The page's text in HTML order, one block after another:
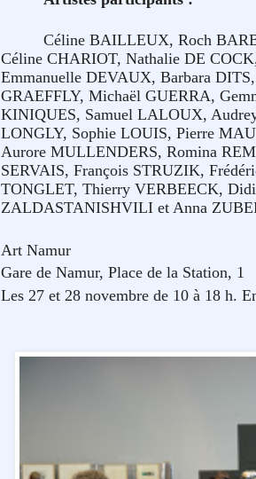
Céline BAILLEUX, Roch
Céline CHARIOT, Nathalie DE
Emmanuelle DEVAUX, Barbara
GRAEFFLY, Michaël GUERRA,
KINIQUES, Samuel LALOUX,
LONGLY, Sophie LOUIS, Pierre
Aurore MULLENDERS, Romina
SERVAIS, François STRUZIK,
TONGLET, Thierry VERBEECK,
ZALDASTANISHVILI et Anna
Art Namur
Gare de Namur, Place de la Station, 1
Les 27 et 28 novembre de 10 à 18 h.